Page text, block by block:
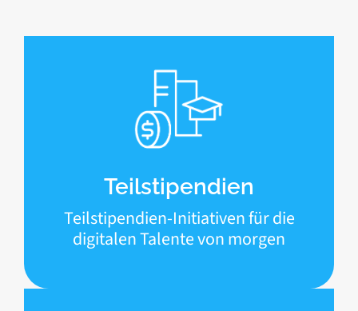
Teilstipendien
Teilstipendien-Initiativen für die
digitalen Talente von morgen